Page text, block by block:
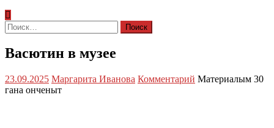
Найти:
Васютин в музее
23.09.2025 Маргарита Иванова Комментарий Материалым 30
гана онченыт